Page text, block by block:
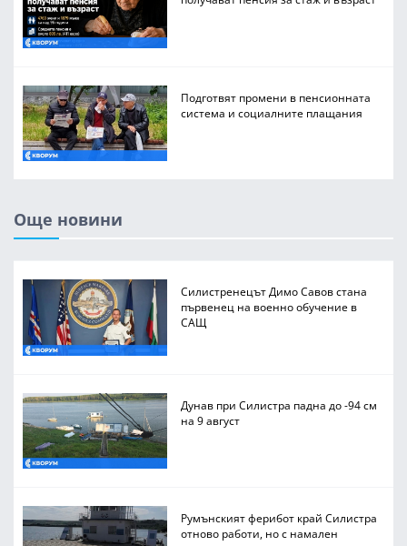
Подготвят промени в пенсионната
система и социалните плащания
Още новини
Силистренецът Димо Савов стана
първенец на военно обучение в
САЩ
Дунав при Силистра падна до -94 см
на 9 август
Румънският ферибот край Силистра
отново работи, но с намален